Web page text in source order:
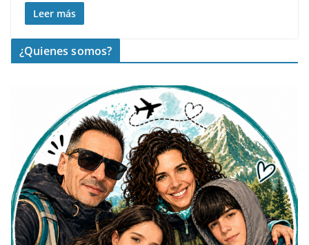
Leer más
¿Quienes somos?